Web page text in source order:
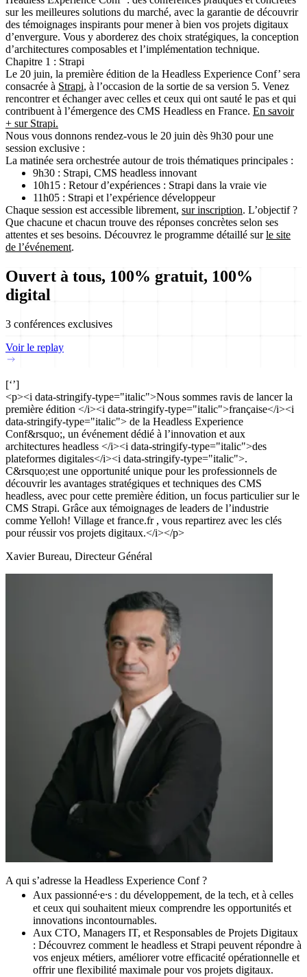
sur les meilleures solutions du marché, avec la garantie de découvrir
des témoignages inspirants pour mener à bien vos projets digitaux
d’envergure. Vous y aborderez des choix stratégiques, la conception
d’architectures composables et l’implémentation technique.
Chapitre 1 : Strapi
Le 20 juin, la première édition de la Headless Experience Conf’ sera
consacrée à Strapi, à l’occasion de la sortie de sa version 5. Venez
rencontrer et échanger avec celles et ceux qui ont sauté le pas et qui
contribuent à l’émergence des CMS Headless en France. En savoir
+ sur Strapi.
Nous vous donnons rendez-vous le 20 juin dès 9h30 pour une
session exclusive :
La matinée sera orchestrée autour de trois thématiques principales :
9h30 : Strapi, CMS headless innovant
10h15 : Retour d’expériences : Strapi dans la vraie vie
11h05 : Strapi et l’expérience développeur
Chaque session est accessible librement, sur inscription. L’objectif ?
Que chacune et chacun trouve des réponses concrètes selon ses
attentes et ses besoins. Découvrez le programme détaillé surle site
de l’événement.
Ouvert à tous, 100% gratuit, 100%
digital
3 conférences exclusives
Voir le replay
[‘’]
<p><i data-stringify-type="italic">Nous sommes ravis de lancer la
première édition </i><i data-stringify-type="italic">française</i><i
data-stringify-type="italic"> de la Headless Experience
Conf&rsquo;, un événement dédié à l’innovation et aux
architectures headless </i><i data-stringify-type="italic">des
plateformes digitales</i><i data-stringify-type="italic">.
C&rsquo;est une opportunité unique pour les professionnels de
découvrir les avantages stratégiques et techniques des CMS
headless, avec pour cette première édition, un focus particulier sur le
CMS Strapi. Grâce aux témoignages de leaders de l’industrie
comme Yelloh! Village et france.fr , vous repartirez avec les clés
pour réussir vos projets digitaux.</i></p>
Xavier Bureau, Directeur Général
A qui s’adresse la Headless Experience Conf ?
Aux passionné⸱e⸱s : du développement, de la tech, et à celles
et ceux qui souhaitent mieux comprendre les opportunités et
innovations incontournables.
Aux CTO, Managers IT, et Responsables de Projets Digitaux
: Découvrez comment le headless et Strapi peuvent répondre à
vos enjeux métiers, améliorer votre efficacité opérationnelle et
offrir une flexibilité maximale pour vos projets digitaux.